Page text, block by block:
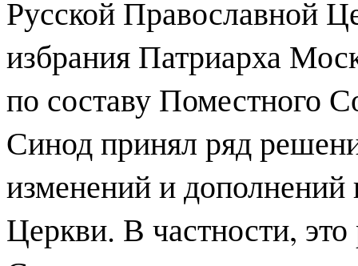
Русской Православной
избрания Патриарха
по составу Поместного
Синод принял ряд
изменений и дополнений
Церкви. В частности,